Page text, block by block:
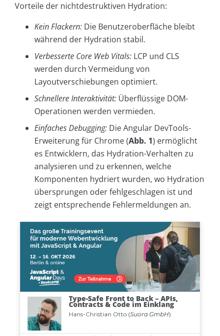
Vorteile der nichtdestruktiven Hydration:
Kein Flackern: Die Benutzeroberfläche bleibt
während der Hydration stabil.
Verbesserte Core Web Vitals: LCP und CLS
werden durch Vermeidung von
Layoutverschiebungen optimiert.
Schnellere Interaktivität: Überflüssige DOM-
Operationen werden vermieden.
Einfaches Debugging: Die Angular DevTools-
Erweiterung für Chrome (Abb. 1) ermöglicht
es Entwicklern, das Hydration-Verhalten zu
analysieren und zu erkennen, welche
Komponenten hydriert wurden, wo Hydration
übersprungen oder fehlgeschlagen ist und
zeigt entsprechende Fehlermeldungen an.